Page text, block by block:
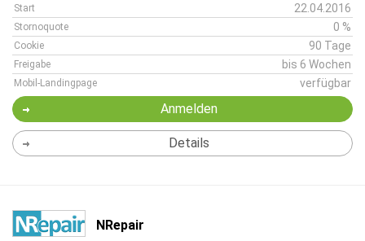
Start 22.04.2016
Stornoquote 0 %
Cookie 90 Tage
Freigabe bis 6 Wochen
Mobil-Landingpage verfügbar
Anmelden
Details
NRepair